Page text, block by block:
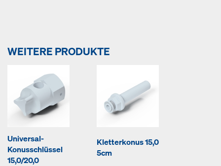
WEITERE PRODUKTE
Universal-
Konusschlüssel
15,0/20,0
Kletterkonus 15,0
5cm